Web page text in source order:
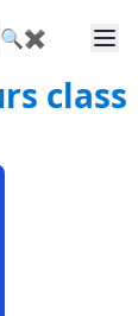
🔍 ✖
class